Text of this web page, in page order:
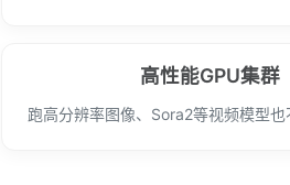
高性能GPU集群
跑高分辨率图像、Sora2等视频模型